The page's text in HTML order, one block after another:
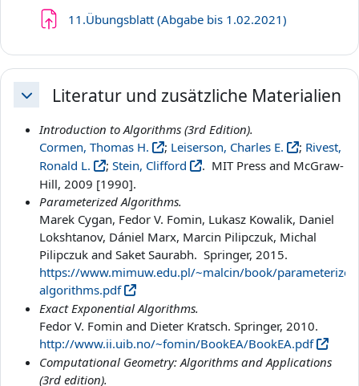
11.Übungsblatt (Abgabe bis 1.02.2021)
EinklappenLiteratur und zusätzliche Materialien
Introduction to Algorithms (3rd Edition).
Cormen, Thomas H.
; Leiserson, Charles E. ; Rivest,
Ronald L.
; Stein, Clifford
. MIT Press and McGraw-
Hill, 2009 [1990].
Parameterized Algorithms.
Marek Cygan, Fedor V. Fomin, Lukasz Kowalik, Daniel
Lokshtanov, Dániel Marx, Marcin Pilipczuk, Michal
Pilipczuk and Saket Saurabh. Springer, 2015.
https://www.mimuw.edu.pl/~malcin/book/
algorithms.pdf
Exact Exponential Algorithms.
Fedor V. Fomin and Dieter Kratsch. Springer, 2010.
http://www.ii.uib.no/~fomin/BookEA/BookEA.pdf
Computational Geometry: Algorithms and Applications
(3rd edition).